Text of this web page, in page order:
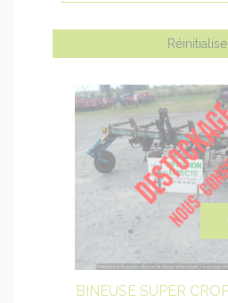
produit
BINEUSE SUPER